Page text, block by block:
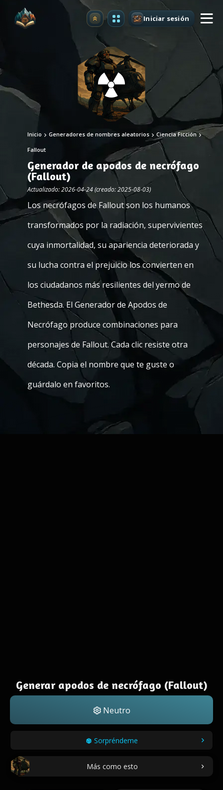
Mejorar Iniciar sesión
Inicio Generadores de nombres aleatorios Ciencia Ficción
Fallout
Generador de apodos de necrófago
(Fallout)
Actualizado: 2026-04-24 (creado: 2025-08-03)
Los necrófagos de Fallout son los humanos
transformados por la radiación, supervivientes
cuya inmortalidad, su apariencia deteriorada y
su lucha contra el prejuicio los convierten en
los ciudadanos más resilientes del yermo de
Bethesda. El Generador de Apodos de
Necrófago produce combinaciones para
personajes de Fallout. Cada clic resiste otra
década. Copia el nombre que te guste o
guárdalo en favoritos.
Generar apodos de necrófago (Fallout)
Neutro
Sorpréndeme
Más como esto